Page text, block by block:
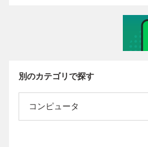
別のカテゴリで探す
コンピュータ